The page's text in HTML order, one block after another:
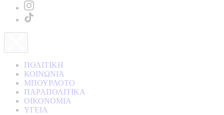
ΠΟΛΙΤΙΚΗ
ΚΟΙΝΩΝΙΑ
ΜΠΟΥΡΛΟΤΟ
ΠΑΡΑΠΟΛΙΤΙΚΑ
ΟΙΚΟΝΟΜΙΑ
ΥΓΕΙΑ